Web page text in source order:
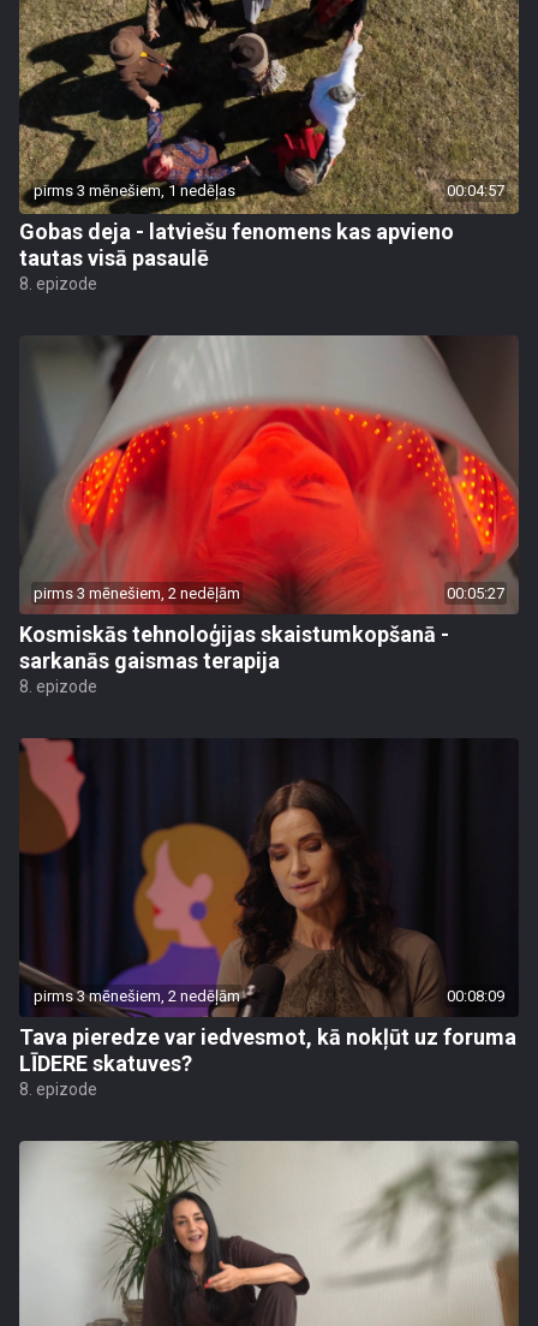
pirms 3 mēnešiem, 1 nedēļas 00:04:57
Gobas deja - latviešu fenomens kas apvieno
tautas visā pasaulē
8. epizode
pirms 3 mēnešiem, 2 nedēļām 00:05:27
Kosmiskās tehnoloģijas skaistumkopšanā -
sarkanās gaismas terapija
8. epizode
pirms 3 mēnešiem, 2 nedēļām 00:08:09
Tava pieredze var iedvesmot, kā nokļūt uz foruma
LĪDERE skatuves?
8. epizode